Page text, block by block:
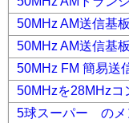
50MHz AM送信
50MHz AM送信
50MHz FM 簡易送
50MHzを28MHzコ
5球スーパー のメ